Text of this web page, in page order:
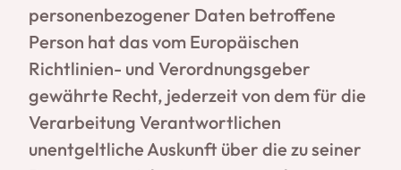
personenbezogener Daten betroffene
Person hat das vom Europäischen
Richtlinien- und Verordnungsgeber
gewährte Recht, jederzeit von dem für die
Verarbeitung Verantwortlichen
unentgeltliche Auskunft über die zu seiner